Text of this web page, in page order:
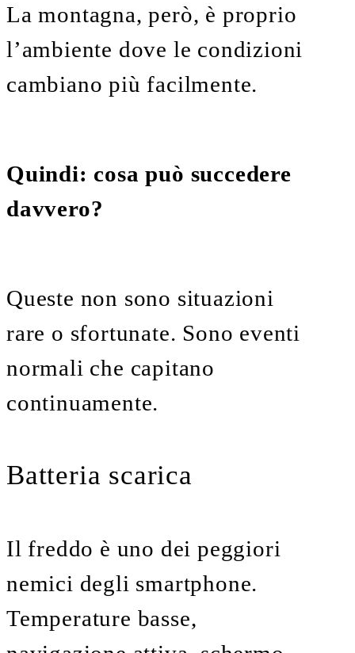
La montagna, però, è proprio
l’ambiente dove le condizioni
cambiano più facilmente.
Quindi: cosa può succedere
davvero?
Queste non sono situazioni
rare o sfortunate. Sono eventi
normali che capitano
continuamente.
Batteria scarica
Il freddo è uno dei peggiori
nemici degli smartphone.
Temperature basse,